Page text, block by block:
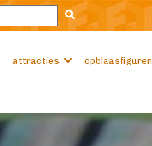
attracties opblaasfiguren